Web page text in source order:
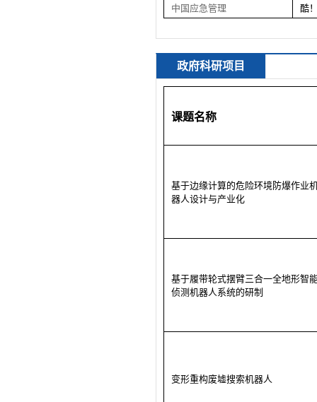
中国应急管理 酷
政府科研项目
课题名称
基于边缘计算的危险环境防爆作业
器人设计与产业化
基于履带轮式摆臂三合一全地形智
侦测机器人系统的研制
变形重构废墟搜索机器人